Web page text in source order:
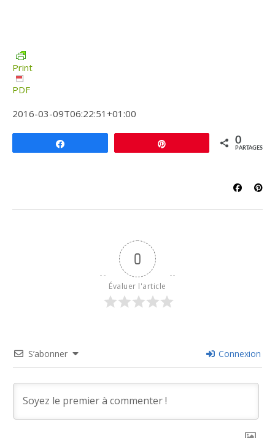
Print
PDF
2016-03-09T06:22:51+01:00
0
PARTAGES
0
Évaluer l'article
S’abonner Connexion